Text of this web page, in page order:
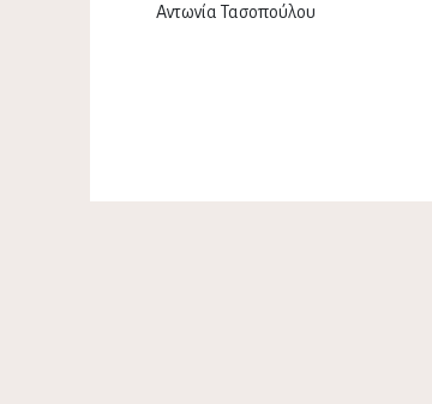
Αντωνία Τασοπούλου